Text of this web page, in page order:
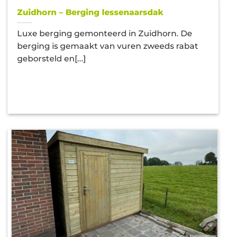
Zuidhorn – Berging lessenaarsdak
Luxe berging gemonteerd in Zuidhorn. De
berging is gemaakt van vuren zweeds rabat
geborsteld en[...]